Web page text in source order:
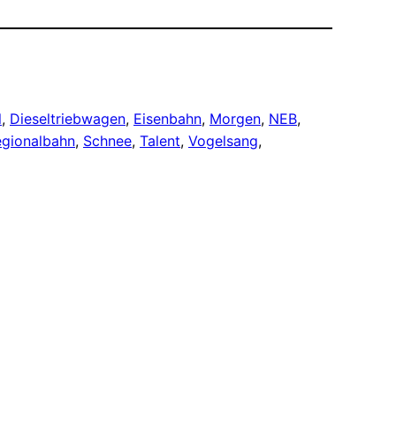
, Dieseltriebwagen, Eisenbahn, Morgen, NEB
, Schnee, Talent, Vogelsang